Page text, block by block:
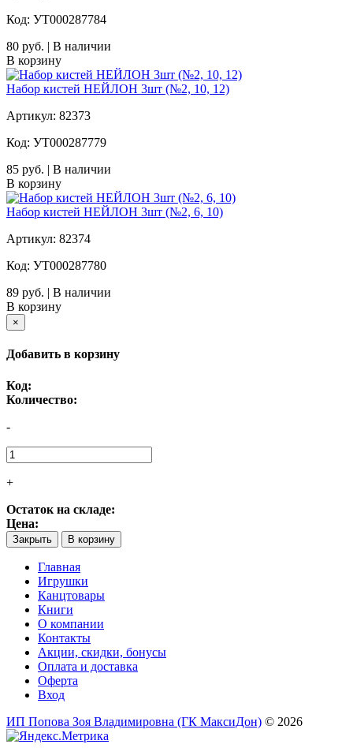
Код: УТ000287784
80 руб. | В наличии
В корзину
Набор кистей НЕЙЛОН 3шт (№2, 10, 12)
Артикул: 82373
Код: УТ000287779
85 руб. | В наличии
В корзину
Набор кистей НЕЙЛОН 3шт (№2, 6, 10)
Артикул: 82374
Код: УТ000287780
89 руб. | В наличии
В корзину
×
Добавить в корзину
Код:
Количество:
-
+
Остаток на складе:
Цена:
Закрыть В корзину
Главная
Игрушки
Канцтовары
Книги
О компании
Контакты
Акции, скидки, бонусы
Оплата и доставка
Оферта
Вход
ИП Попова Зоя Владимировна (ГК МаксиДон) © 2026